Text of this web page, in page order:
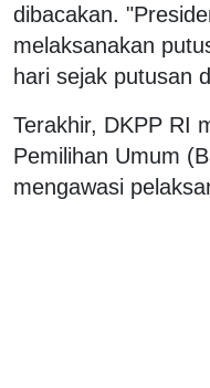
dibacakan.
melaksanakan
hari sejak putusan
Terakhir, DKPP RI
Pemilihan Umum
mengawasi